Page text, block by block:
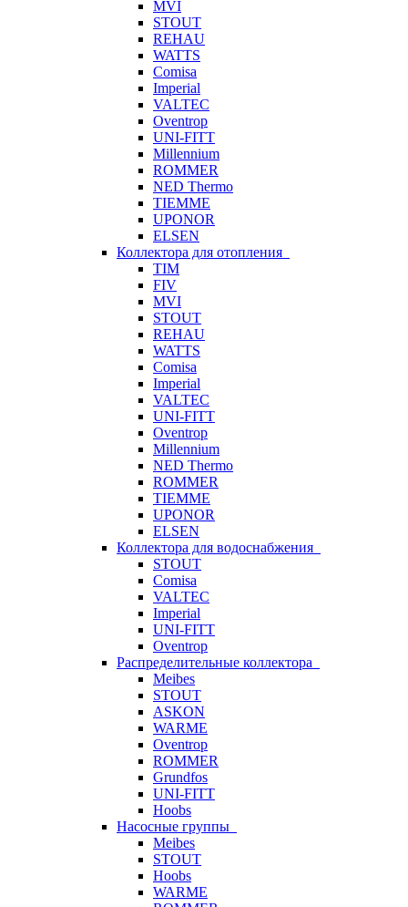
MVI
STOUT
REHAU
WATTS
Comisa
Imperial
VALTEC
Oventrop
UNI-FITT
Millennium
ROMMER
NED Thermo
TIEMME
UPONOR
ELSEN
Коллектора для отопления
TIM
FIV
MVI
STOUT
REHAU
WATTS
Comisa
Imperial
VALTEC
UNI-FITT
Oventrop
Millennium
NED Thermo
ROMMER
TIEMME
UPONOR
ELSEN
Коллектора для водоснабжения
STOUT
Comisa
VALTEC
Imperial
UNI-FITT
Oventrop
Распределительные коллектора
Meibes
STOUT
ASKON
WARME
Oventrop
ROMMER
Grundfos
UNI-FITT
Hoobs
Насосные группы
Meibes
STOUT
Hoobs
WARME